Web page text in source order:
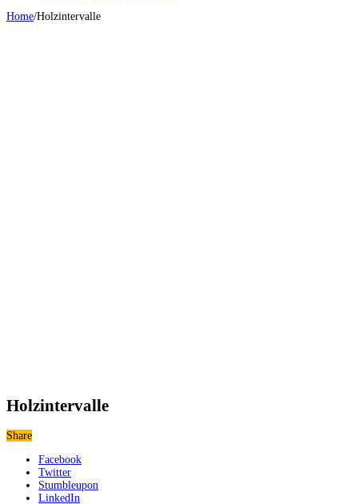
Home/Holzintervalle
Holzintervalle
Share
Facebook
Twitter
Stumbleupon
LinkedIn